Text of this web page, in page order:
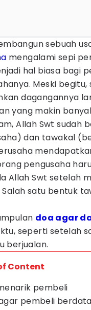
sebuah
mengalami sepi
hal biasa bagi
Meski
dagangannya
yang makin
Allah Swt
dan tawakal
pengusaha
Allah Swt setelah
Salah satu bentuk
doa agar
seperti setelah
berjualan.
Content
pembeli
pembeli